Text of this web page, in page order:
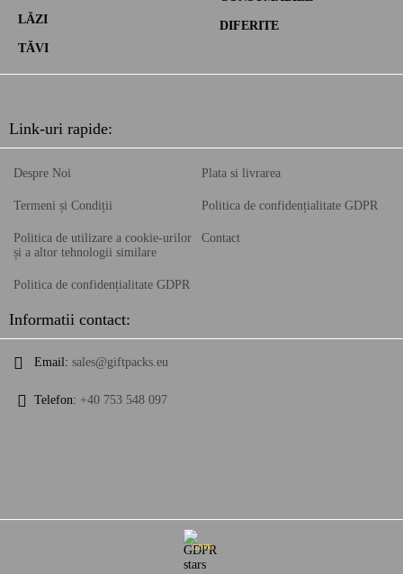
LĂZI
TĂVI
DIFERITE
Link-uri rapide:
Despre Noi
Termeni și Condiții
Politica de utilizare a cookie-urilor
și a altor tehnologii similare
Politica de confidențialitate GDPR
Plata si livrarea
Politica de confidențialitate GDPR
Contact
Informatii contact:
Email: sales@giftpacks.eu
Telefon: +40 753 548 097
GDPR